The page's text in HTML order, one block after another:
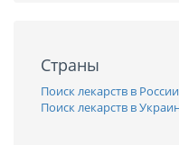
Страны
Поиск лекарств в России
Поиск лекарств в